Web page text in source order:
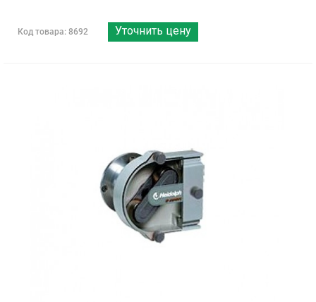
Код товара: 8692 Уточнить цену